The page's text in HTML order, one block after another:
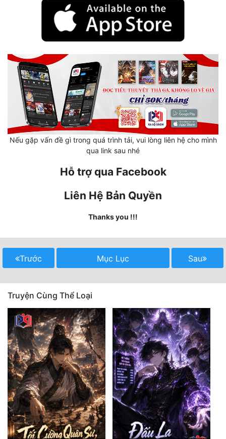
Ngôn Tình
Ngược
Nữ Cường
Nữ Phụ
Phong Thủy - Tâm Linh
Sảng Văn
Sắc
Thanh Xuân
Tiên Hiệp
Tiểu Thuyết
Trinh Thám
Triều Đấu
Trùng Sinh
Trọng Sinh
Nếu gặp vấn đề gì trong quá trình tải, vui lòng liên hệ cho mình
qua link sau nhé
Hỗ trợ qua Facebook
Liên Hệ Bản Quyền
Thanks you !!!
Trước Mục Lục Sau
Truyện Cùng Thể Loại